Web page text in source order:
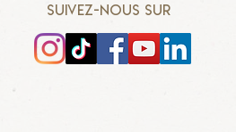
SUIVEZ-NOUS SUR